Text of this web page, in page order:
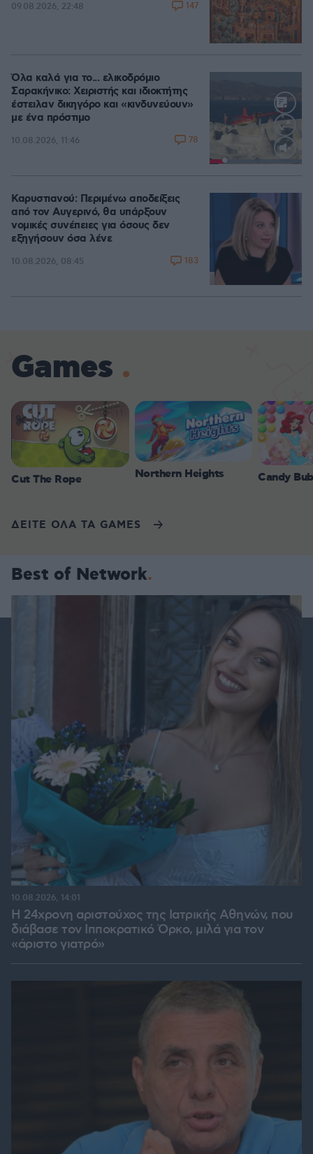
09.08.2026, 22:48 147
Όλα καλά για το... ελικοδρόμιο
Σαρακήνικο: Χειριστής και ιδιοκτήτης
έστειλαν δικηγόρο και «κινδυνεύουν»
με ένα πρόστιμο
10.08.2026, 11:46 78
Καρυστιανού: Περιμένω αποδείξεις
από τον Αυγερινό, θα υπάρξουν
νομικές συνέπειες για όσους δεν
εξηγήσουν όσα λένε
10.08.2026, 08:45 183
Games
Cut The Rope Northern Heights Candy
ΔΕΙΤΕ ΟΛΑ ΤΑ GAMES
Best of Network
Η 24χρονη αριστούχος της Ιατρικής Αθηνών, που
διάβασε τον Ιπποκρατικό Όρκο, μιλά για τον
«άριστο γιατρό»
10.08.2026, 14:01